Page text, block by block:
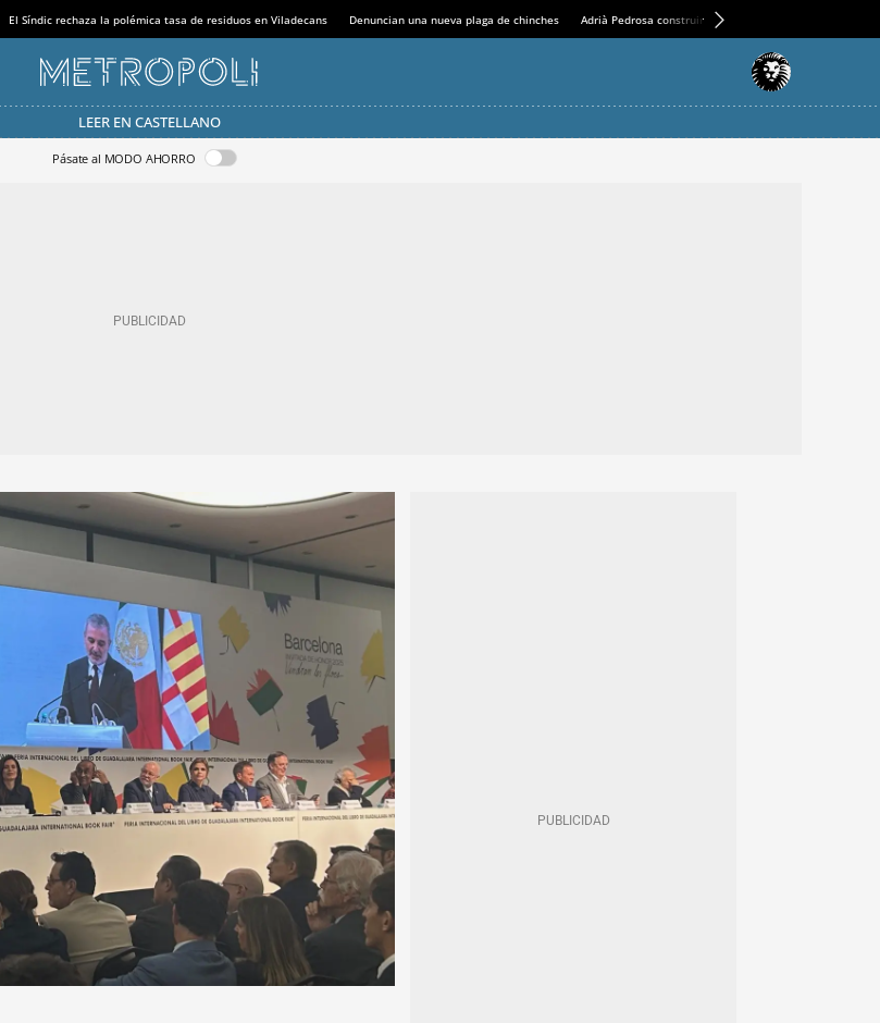
El Síndic rechaza la polémica tasa de residuos en Viladecans Denuncian una nueva plaga de chinches Adrià Pedrosa construirá la nueva residencia en el
LEER EN CASTELLANO
Pásate al MODO AHORRO